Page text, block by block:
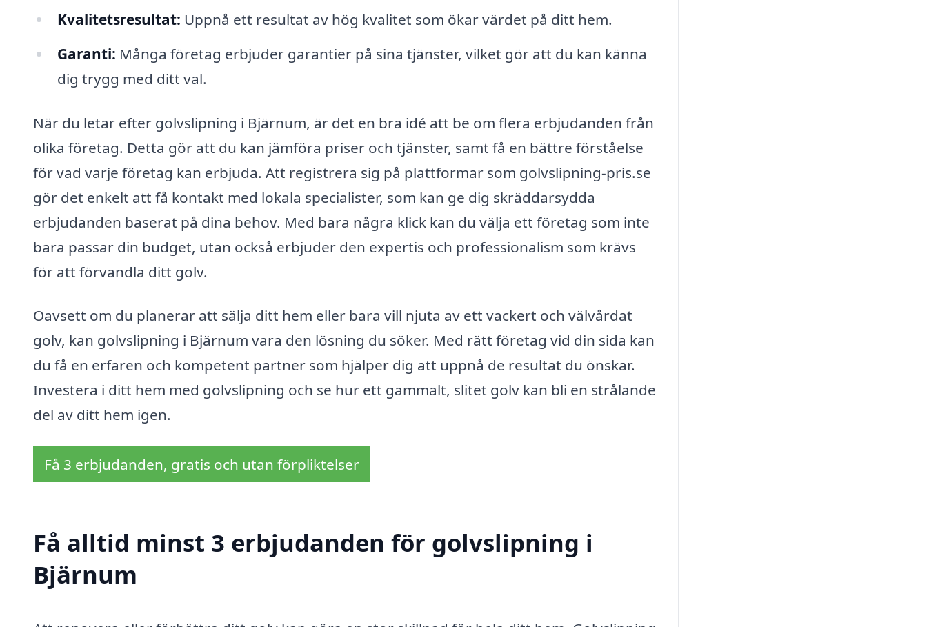
Kvalitetsresultat: Uppnå ett resultat av hög kvalitet som ökar värdet på ditt hem.
Garanti: Många företag erbjuder garantier på sina tjänster, vilket gör att du kan känna
dig trygg med ditt val.
När du letar efter golvslipning i Bjärnum, är det en bra idé att be om flera erbjudanden från
olika företag. Detta gör att du kan jämföra priser och tjänster, samt få en bättre förståelse
för vad varje företag kan erbjuda. Att registrera sig på plattformar som golvslipning-pris.se
gör det enkelt att få kontakt med lokala specialister, som kan ge dig skräddarsydda
erbjudanden baserat på dina behov. Med bara några klick kan du välja ett företag som inte
bara passar din budget, utan också erbjuder den expertis och professionalism som krävs
för att förvandla ditt golv.
Oavsett om du planerar att sälja ditt hem eller bara vill njuta av ett vackert och välvårdat
golv, kan golvslipning i Bjärnum vara den lösning du söker. Med rätt företag vid din sida kan
du få en erfaren och kompetent partner som hjälper dig att uppnå de resultat du önskar.
Investera i ditt hem med golvslipning och se hur ett gammalt, slitet golv kan bli en strålande
del av ditt hem igen.
Få 3 erbjudanden, gratis och utan förpliktelser
Få alltid minst 3 erbjudanden för golvslipning i
Bjärnum